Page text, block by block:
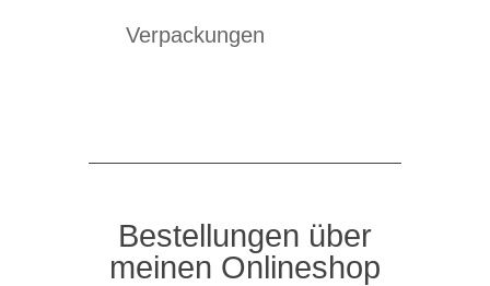
Verpackungen
Bestellungen über
meinen Onlineshop